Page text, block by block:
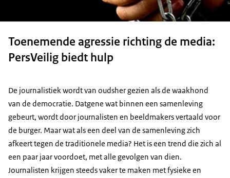
Toenemende agressie richting de media:
PersVeilig biedt hulp
De journalistiek wordt van oudsher gezien als de waakhond
van de democratie. Datgene wat binnen een samenleving
gebeurt, wordt door journalisten en beeldmakers vertaald voor
de burger. Maar wat als een deel van de samenleving zich
afkeert tegen de traditionele media? Het is een trend die zich al
een paar jaar voordoet, met alle gevolgen van dien.
Journalisten krijgen steeds vaker te maken met fysieke en